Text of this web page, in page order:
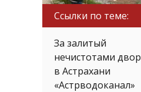
Ссылки по теме:
За залитый
нечистотами двор
в Астрахани
«Астрводоканал»